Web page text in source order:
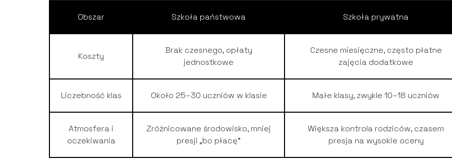
Obszar Szkoła państwowa Szkoła prywatna
Koszty
Brak czesnego, opłaty
jednostkowe
Czesne miesięczne, często płatne
zajęcia dodatkowe
Liczebność klas Około 25–30 uczniów w klasie Małe klasy, zwykle 10–18 uczniów
Atmosfera i
oczekiwania
Zróżnicowane środowisko, mniej
presji „bo płacę”
Większa kontrola rodziców, czasem
presja na wysokie oceny